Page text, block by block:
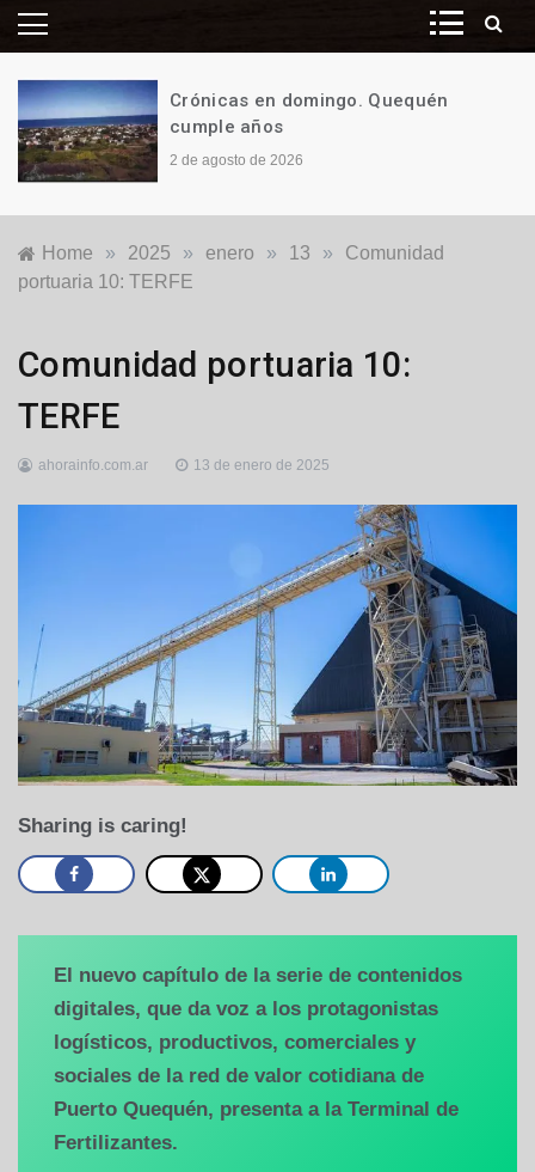
Crónicas en domingo. Quequén
cumple años
2 de agosto de 2026
Home » 2025 » enero » 13 »
Comunidad
portuaria 10: TERFE
Generales
Locales ,
Puerto
Quequén
Comunidad portuaria 10:
TERFE
ahorainfo.com.ar 13 de enero de 2025
Sharing is caring!
El nuevo capítulo de la serie de contenidos
digitales, que da voz a los protagonistas
logísticos, productivos, comerciales y
sociales de la red de valor cotidiana de
Puerto Quequén, presenta a la Terminal de
Fertilizantes.